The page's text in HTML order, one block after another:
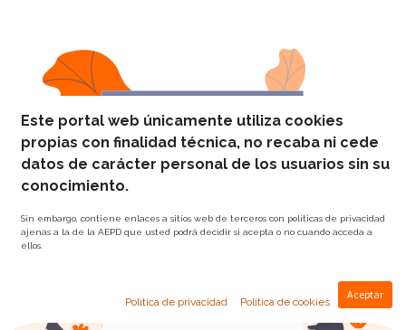
Este portal web únicamente utiliza cookies
propias con finalidad técnica, no recaba ni cede
datos de carácter personal de los usuarios sin su
conocimiento.
Sin embargo, contiene enlaces a sitios web de terceros con políticas de privacidad
ajenas a la de la AEPD que usted podrá decidir si acepta o no cuando acceda a
ellos.
Politica de privacidad Politica de cookies
Aceptar